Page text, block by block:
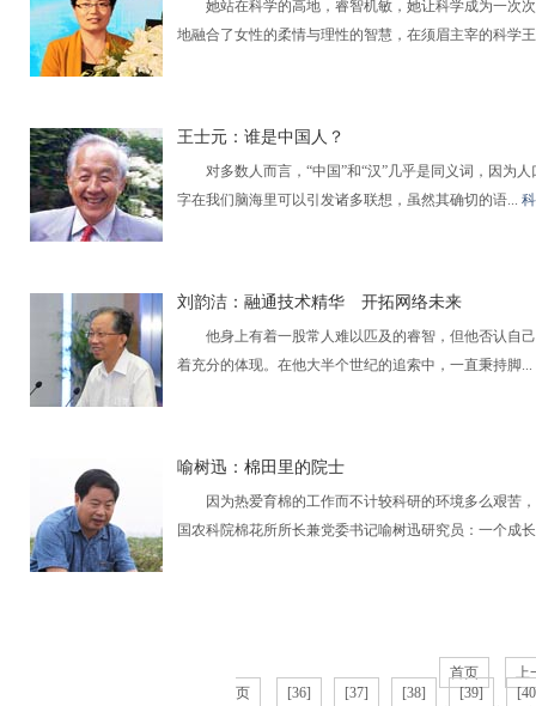
她站在科学的高地，睿智机敏，她让科学成为一次
地融合了女性的柔情与理性的智慧，在须眉主宰的科学
王士元：谁是中国人？
对多数人而言，“中国”和“汉”几乎是同义词，因为人
字在我们脑海里可以引发诸多联想，虽然其确切的语...
刘韵洁：融通技术精华 开拓网络未来
他身上有着一股常人难以匹及的睿智，但他否认自己
着充分的体现。在他大半个世纪的追索中，一直秉持脚...
喻树迅：棉田里的院士
因为热爱育棉的工作而不计较科研的环境多么艰苦
国农科院棉花所所长兼党委书记喻树迅研究员：一个成
首页
上
页
[36] [37] [38] [39]